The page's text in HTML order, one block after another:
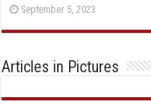
September 5, 2023
Articles in Pictures